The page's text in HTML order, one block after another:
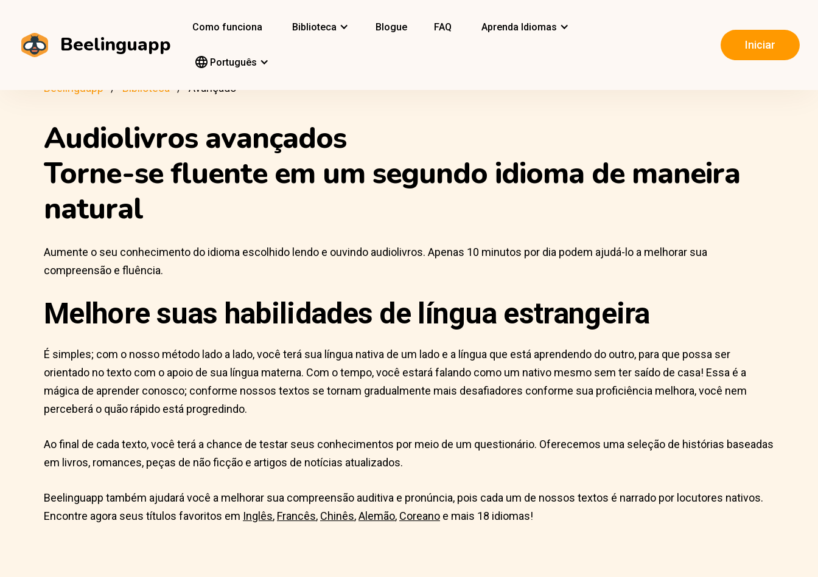
Beelinguapp
Como funciona Biblioteca Blogue FAQ Aprenda Idiomas
Português
Iniciar
Beelinguapp Biblioteca Avançado
Audiolivros avançados
Torne-se fluente em um segundo idioma de maneira
natural
Aumente o seu conhecimento do idioma escolhido lendo e ouvindo audiolivros. Apenas 10 minutos por dia podem ajudá-lo a melhorar sua
compreensão e fluência.
Melhore suas habilidades de língua estrangeira
É simples; com o nosso método lado a lado, você terá sua língua nativa de um lado e a língua que está aprendendo do outro, para que possa ser
orientado no texto com o apoio de sua língua materna. Com o tempo, você estará falando como um nativo mesmo sem ter saído de casa! Essa é a
mágica de aprender conosco; conforme nossos textos se tornam gradualmente mais desafiadores conforme sua proficiência melhora, você nem
perceberá o quão rápido está progredindo.
Ao final de cada texto, você terá a chance de testar seus conhecimentos por meio de um questionário. Oferecemos uma seleção de histórias baseadas
em livros, romances, peças de não ficção e artigos de notícias atualizados.
Beelinguapp também ajudará você a melhorar sua compreensão auditiva e pronúncia, pois cada um de nossos textos é narrado por locutores nativos.
Encontre agora seus títulos favoritos em Inglês, Francês, Chinês,Alemão, Coreano e mais 18 idiomas!